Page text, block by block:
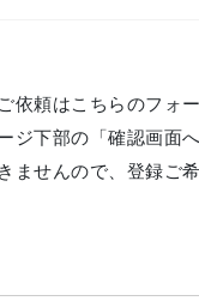
頼はこちらのフォー
下部の「確認画面
せんので、登録ご